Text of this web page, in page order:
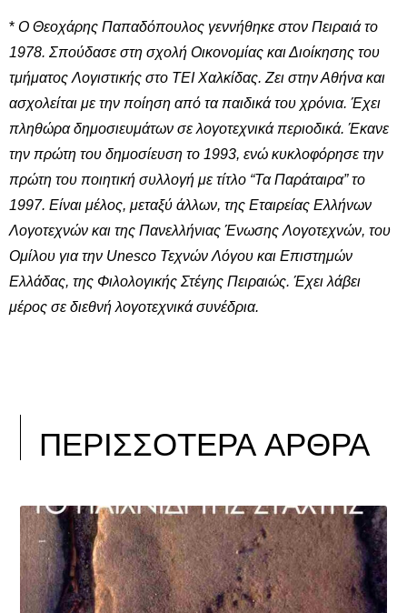
* Ο Θεοχάρης Παπαδόπουλος γεννήθηκε στον Πειραιά το
1978. Σπούδασε στη σχολή Οικονομίας και Διοίκησης του
τμήματος Λογιστικής στο ΤΕΙ Χαλκίδας. Ζει στην Αθήνα και
ασχολείται με την ποίηση από τα παιδικά του χρόνια. Έχει
πληθώρα δημοσιευμάτων σε λογοτεχνικά περιοδικά. Έκανε
την πρώτη του δημοσίευση το 1993, ενώ κυκλοφόρησε την
πρώτη του ποιητική συλλογή με τίτλο “Τα Παράταιρα” το
1997. Είναι μέλος, μεταξύ άλλων, της Εταιρείας Ελλήνων
Λογοτεχνών και της Πανελλήνιας Ένωσης Λογοτεχνών, του
Ομίλου για την Unesco Τεχνών Λόγου και Επιστημών
Ελλάδας, της Φιλολογικής Στέγης Πειραιώς. Έχει λάβει
μέρος σε διεθνή λογοτεχνικά συνέδρια.
ΠΕΡΙΣΣΟΤΕΡΑ ΑΡΘΡΑ